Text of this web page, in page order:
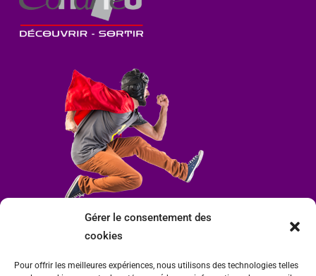
Gérer le consentement des
cookies
Pour offrir les meilleures expériences, nous utilisons des technologies telles